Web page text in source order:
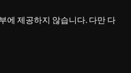
에 제공하지 않습니다. 다만 다